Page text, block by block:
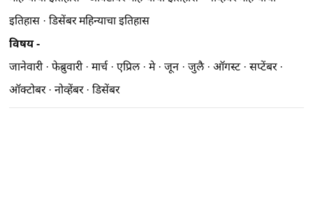
इतिहास ·डिसेंबर महिन्याचा इतिहास
विषय -
जानेवारी·फेब्रुवारी·मार्च·एप्रिल·मे·जून ·जुलै·ऑगस्ट·सप्टेंबर·
ऑक्टोबर·नोव्हेंबर·डिसेंबर